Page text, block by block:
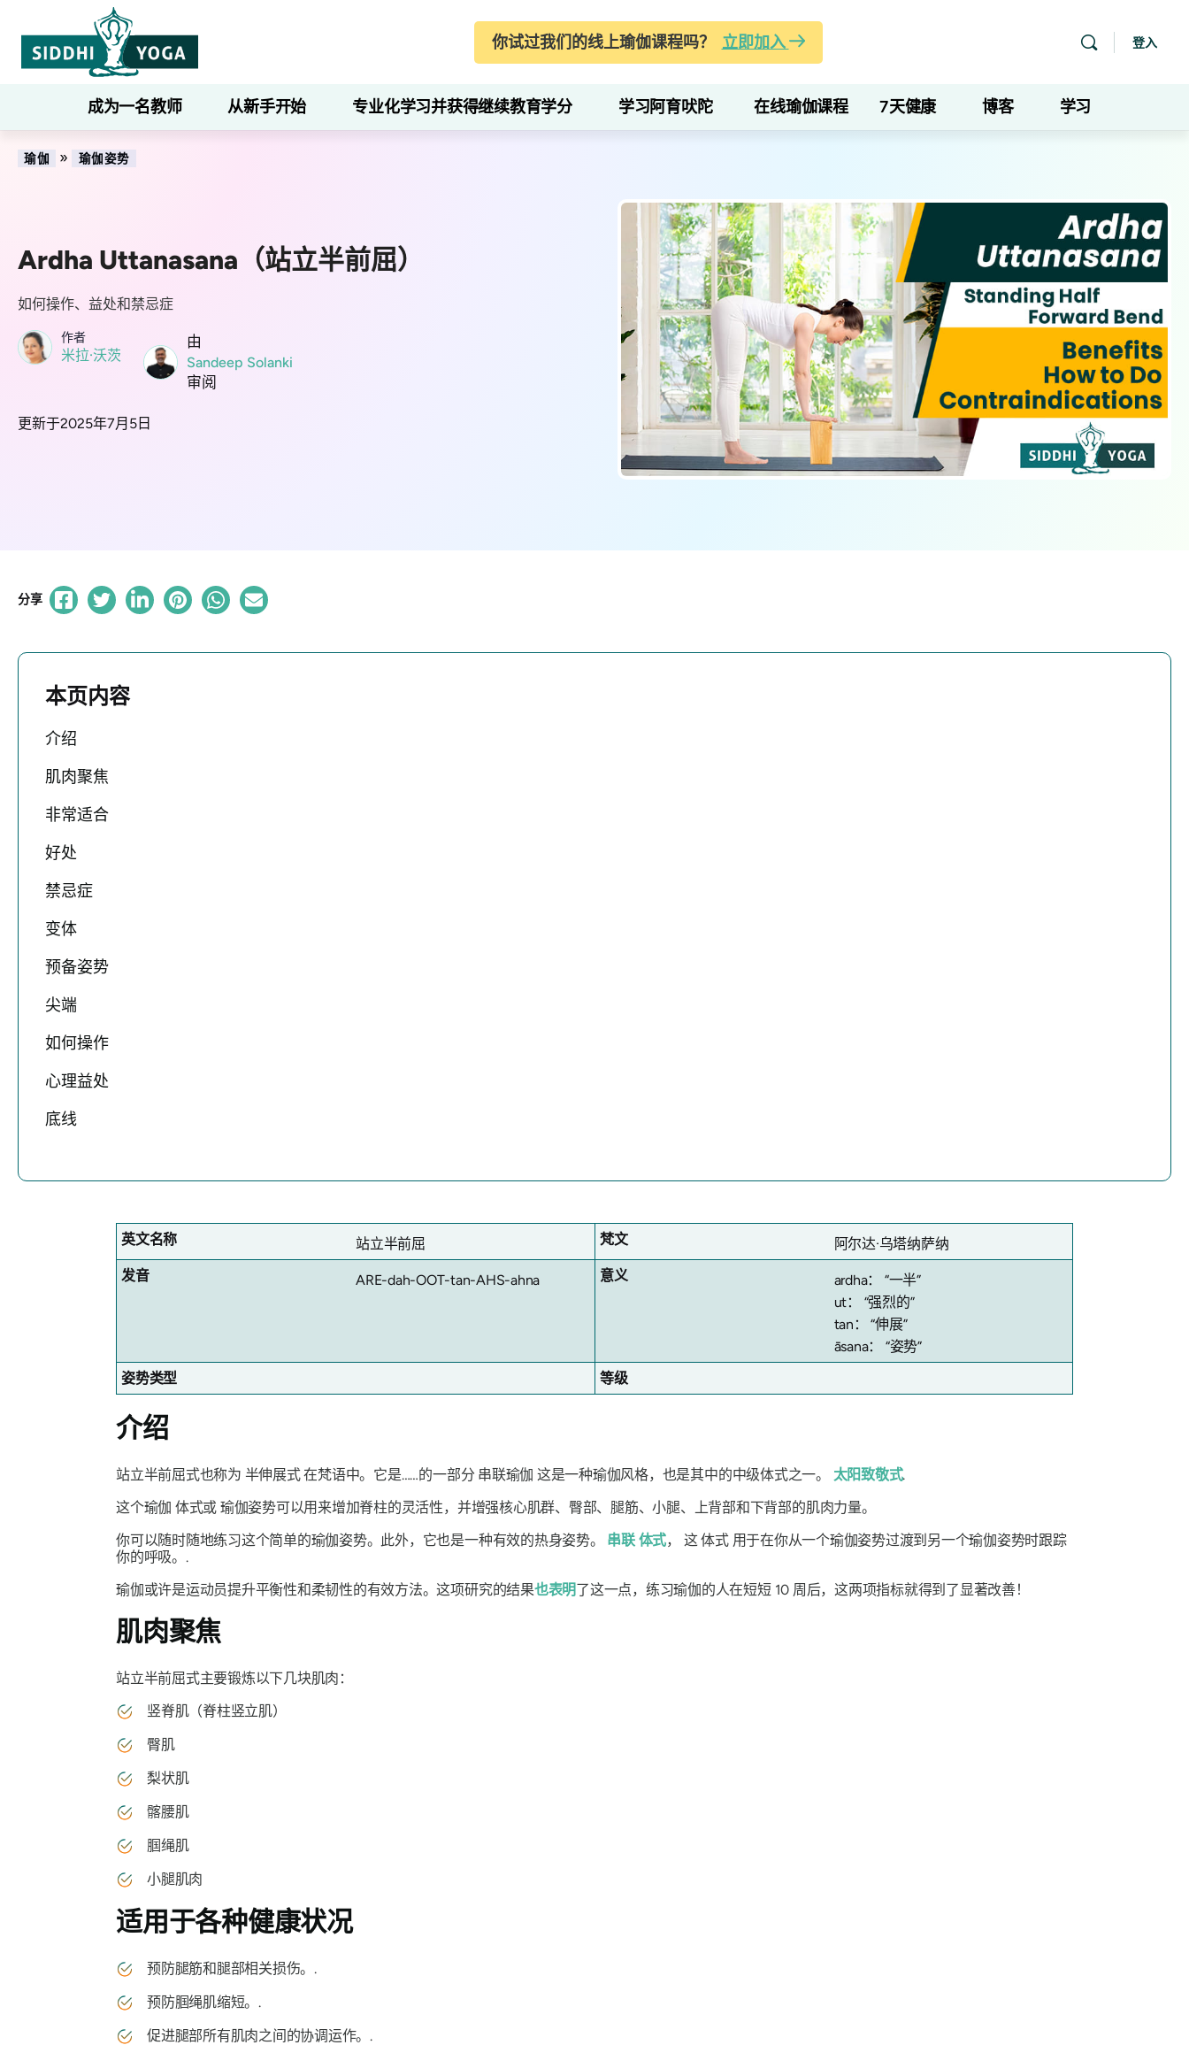
你试过我们的线上瑜伽课程吗？ 立即加入 登入
成为一名教师 从新手开始 专业化学习并获得继续教育学分 学习阿育吠陀 在线瑜伽课程 7天健康 博客 学习
瑜伽 » 瑜伽姿势
Ardha Uttanasana（站立半前屈）
如何操作、益处和禁忌症
作者
米拉·沃茨
由
Sandeep Solanki
审阅
更新于2025年7月5日
分享
本页内容
介绍
肌肉聚焦
非常适合
好处
禁忌症
变体
预备姿势
尖端
如何操作
心理益处
底线
英文名称 站立半前屈 梵文
阿尔达·乌塔纳萨纳
发音
ARE-dah-OOT-tan-AHS-ahna 意义 ardha：
“一半”
ut： “强烈的”
tan： “伸展”
āsana： “姿势”
姿势类型
等级
介绍
站立半前屈式也称为 半伸展式在梵语中。它是……的一部分 串联瑜伽 这是一种瑜伽风格，也是其中的中级体式之一。 太阳致敬式.
这个瑜伽 体式或 瑜伽姿势可以用来增加脊柱的灵活性，并增强核心肌群、臀部、腿筋、小腿、上背部和下背部的肌肉力量。
你可以随时随地练习这个简单的瑜伽姿势。此外，它也是一种有效的热身姿势。 串联体式， 这体式用于在你从一个瑜伽姿势过渡到另一个瑜伽姿势时跟踪
你的呼吸。.
瑜伽或许是运动员提升平衡性和柔韧性的有效方法。这项研究的结果也表明了这一点，练习瑜伽的人在短短 10 周后，这两项指标就得到了显著改善！
肌肉聚焦
站立半前屈式主要锻炼以下几块肌肉：
竖脊肌（脊柱竖立肌）
臀肌
梨状肌
髂腰肌
腘绳肌
小腿肌肉
适用于各种健康状况
预防腿筋和腿部相关损伤。.
预防腘绳肌缩短。.
促进腿部所有肌肉之间的协调运作。.